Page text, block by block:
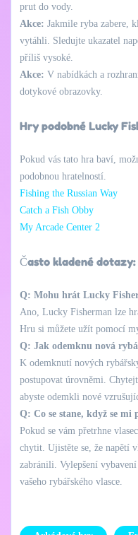
prut do vody.
Akce: Jakmile ryba zabere,
vytáhli. Sledujte ukazatel
příliš vysoké.
Akce: V nabídkách a
dotykové obrazovky.
Hry podobné Lucky
Pokud vás tato hra baví,
podobnou hratelností.
Fishing the Russian Way
Catch a Fish Obby
My Arcade Center 2
Často kladené dotazy:
Q: Mohu hrát Lucky
Ano, Lucky Fisherman lze
Hru si můžete užít pomocí
Q: Jak odemknu nová
K odemknutí nových
postupovat úrovněmi.
abyste odemkli nové
Q: Co se stane, když se mi
Pokud se vám přetrhne
chytit. Ujistěte se, že napětí
zabránili. Vylepšení
vašeho rybářského vlasce.